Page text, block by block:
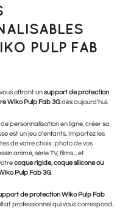
PULP FAB
offrant unsupport de protection
Wiko Pulp Fab 3Gdès aujourd'hui.
personnalisation en ligne, créer sa
est un jeu d'enfants. Importez les
de votre choix : photo de vos
animé, série TV, films... et
coque rigide, coque silicone ou
Pulp Fab 3G
de protection Wiko Pulp Fab
professionnel qui vous correspond.